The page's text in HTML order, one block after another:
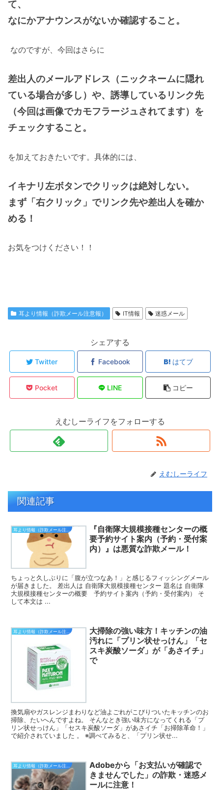
て、
なにかアナウンスがないか確認すること。
なのですが、今回はさらに
差出人のメールアドレス（ニックネームに隠れ
ている場合が多し）や、 誘導しているリンク先
（今回は画像でカモフラージュされてます）を
チェックすること 。
を加えておきたいです。具体的には、
イキナリ左ボタンでクリックは絶対しない。
まず「右クリック 」でリンク先や差出人を確か
める！
お気をつけください！！
耳より情報（詐欺メール注意報） IT情報 迷惑メール
シェアする
Twitter Facebook はてブ
Pocket LINE コピー
えむしーライフをフォローする
えむしーライフ
関連記事
耳より情報（詐欺メール注意報）
『自衛隊大規模接種センターの概
要予約サイト案内（予約・受付案
内）』は悪質な詐欺メール！
ちょっと久しぶりに「腹が立つなあ！」と感じるフィッシングメール
が届きました。 差出人は 自衛隊大規模接種センター 題名は 自衛隊
大規模接種センターの概要 予約サイト案内（予約・受付案内） そ
して本文は ...
耳より情報（詐欺メール注意報）
大掃除の強い味方！キッチンの油
汚れに「プリン状せっけん」「セ
スキ炭酸ソーダ」が「あさイチ」
で
換気扇やガスレンジまわりなど油よごれがこびりついたキッチンのお
掃除、たいへんですよね。 そんなとき強い味方になってくれる「プ
リン状せっけん」「セスキ炭酸ソーダ」があさイチ「お掃除革命！」
で紹介されていました 。 ※調べてみると、「プリン状せ...
Adobeから「お支払いが確認で
きませんでした」の詐欺・迷惑メ
ールに注意！